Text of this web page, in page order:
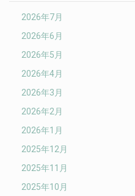
2026年7月
2026年6月
2026年5月
2026年4月
2026年3月
2026年2月
2026年1月
2025年12月
2025年11月
2025年10月